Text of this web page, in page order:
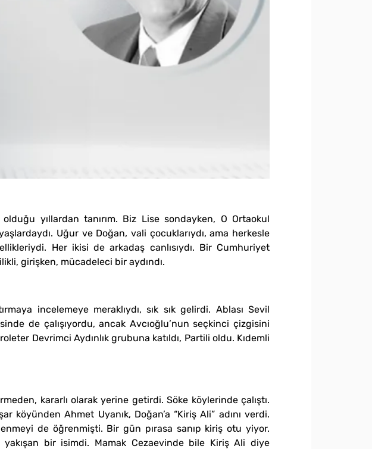
yıllardan tanırım. Biz Lise sondayken, O Ortaokul
Uğur ve Doğan, vali çocuklarıydı, ama herkesle
Her ikisi de arkadaş canlısıydı. Bir Cumhuriyet
girişken, mücadeleci bir aydındı.
incelemeye meraklıydı, sık sık gelirdi. Ablası Sevil
de çalışıyordu, ancak Avcıoğlu’nun seçkinci çizgisini
Devrimci Aydınlık grubuna katıldı, Partili oldu. Kıdemli
kararlı olarak yerine getirdi. Söke köylerinde çalıştı.
köyünden Ahmet Uyanık, Doğan’a “Kiriş Ali” adını verdi.
de öğrenmişti. Bir gün pırasa sanıp kiriş otu yiyor.
bir isimdi. Mamak Cezaevinde bile Kiriş Ali diye